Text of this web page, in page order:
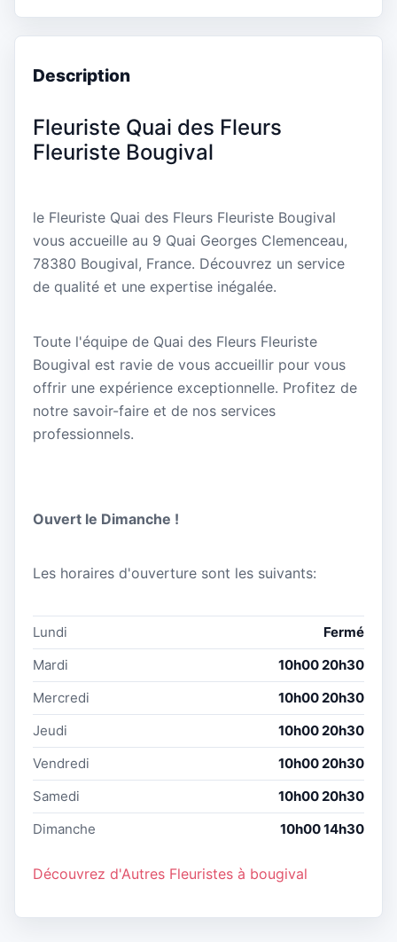
Description
Fleuriste Quai des Fleurs
Fleuriste Bougival
le Fleuriste Quai des Fleurs Fleuriste Bougival
vous accueille au 9 Quai Georges Clemenceau,
78380 Bougival, France. Découvrez un service
de qualité et une expertise inégalée.
Toute l'équipe de Quai des Fleurs Fleuriste
Bougival est ravie de vous accueillir pour vous
offrir une expérience exceptionnelle. Profitez de
notre savoir-faire et de nos services
professionnels.
Ouvert le Dimanche !
Les horaires d'ouverture sont les suivants:
Lundi
Fermé
Mardi
10h00 20h30
Mercredi
10h00 20h30
Jeudi
10h00 20h30
Vendredi
10h00 20h30
Samedi
10h00 20h30
Dimanche
10h00 14h30
Découvrez d'Autres Fleuristes à bougival